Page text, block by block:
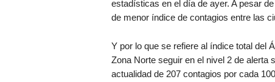
estadísticas en el día de ayer. A pesar
de menor índice de contagios entre las
Y por lo que se refiere al índice total del
Zona Norte seguir en el nivel 2 de alerta
actualidad de 207 contagios por cada